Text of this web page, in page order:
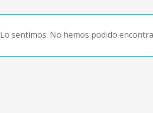
Lo sentimos. No hemos podido